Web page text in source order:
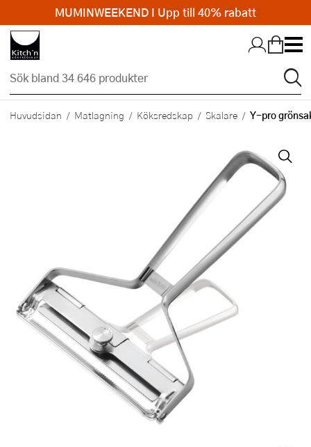
Hopp till huvudinnehållet
Huvudsidan Matlagning Köksredskap Skalare Y-pro
MUMINWEEKEND I Upp till 40% rabatt